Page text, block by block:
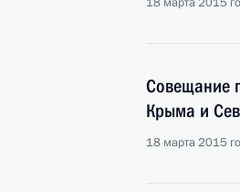
Совещание
Крыма и
18 марта 2015